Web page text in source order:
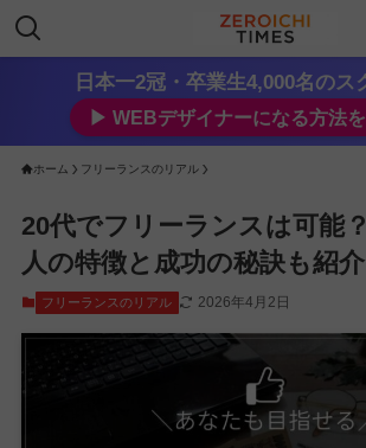
日本一2冠・卒業生4,000名のス
▶︎ WEBデザイナーになる方法
ホーム フリーランスのリアル
20代でフリーランスは可能
人の特徴と成功の秘訣も紹介
フリーランスのリアル 2026年4月2日